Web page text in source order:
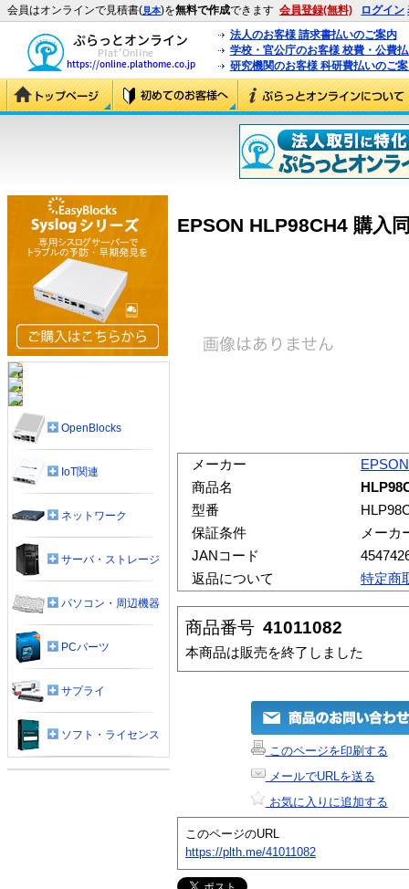
会員はオンラインで見積書(見本)を無料で作成できます 会員登録(無料) ログイン
法人のお客様 請求書払いのご案内
学校・官公庁のお客様 校費・公費
研究機関のお客様 科研費払いのご
EPSON HLP98CH4 購入
メーカー
EPSON
商品名
型番
保証条件
メーカ
JANコード
返品について
特定商
商品番号 41011082
本商品は販売を終了しました
このページを印刷する
メールでURLを送る
お気に入りに追加する
このページのURL
https://plth.me/41011082
OpenBlocks
IoT関連
ネットワーク
サーバ・ストレージ
パソコン・周辺機器
PCパーツ
サプライ
ソフト・ライセンス